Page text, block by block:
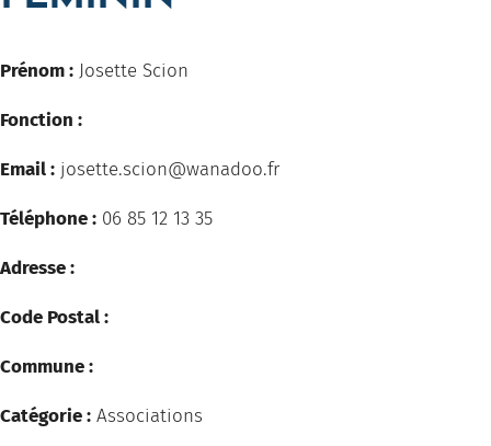
Prénom : Josette Scion
Fonction :
Email : josette.scion@wanadoo.fr
Téléphone : 06 85 12 13 35
Adresse :
Code Postal :
Commune :
Catégorie : Associations